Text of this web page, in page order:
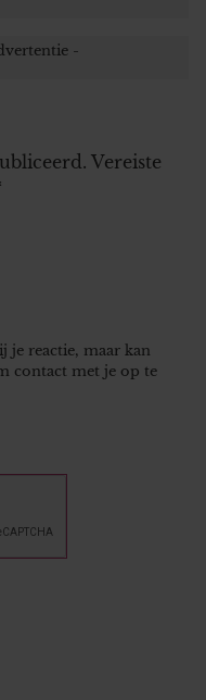
Vereiste
je reactie, maar kan
contact met je op te